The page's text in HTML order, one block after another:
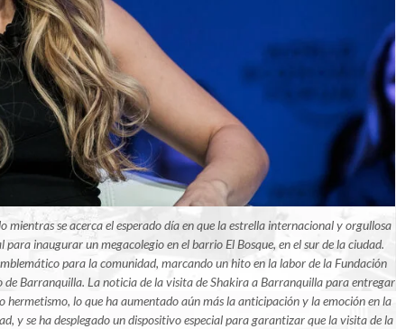
se acerca el esperado día en que la estrella internacional y orgullosa
inaugurar un megacolegio en el barrio El Bosque, en el sur de la ciudad.
para la comunidad, marcando un hito en la labor de la Fundación
Barranquilla. La noticia de la visita de Shakira a Barranquilla para entregar
hermetismo, lo que ha aumentado aún más la anticipación y la emoción en la
y se ha desplegado un dispositivo especial para garantizar que la visita de la